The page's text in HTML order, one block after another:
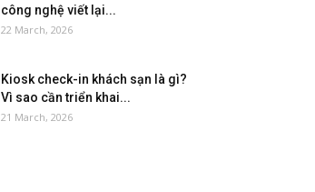
công nghệ viết lại...
22 March, 2026
Kiosk check-in khách sạn là gì?
Vì sao cần triển khai...
21 March, 2026